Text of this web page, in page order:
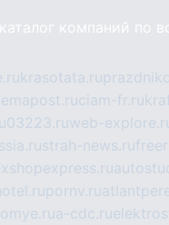
компаний по
krasotata.ru
ciam-fr.ru
03223.ruweb-
strah-news.ru
pornv.ru
a-cdc.ru